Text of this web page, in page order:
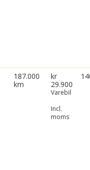
187.000
km
kr
29.900
Varebil
Incl.
moms